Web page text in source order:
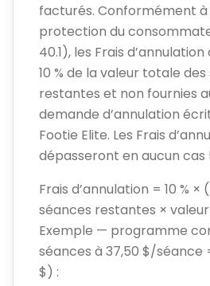
facturés. Conformément à
protection du
40.1), les Frais
10 % de la valeur totale
restantes et non fournies
demande d’annulation
Footie Elite. Les Frais
dépasseront en aucun cas
Frais d’annulation = 10 %
séances restantes ×
Exemple — programme
séances à 37,50 $/séance
$) :